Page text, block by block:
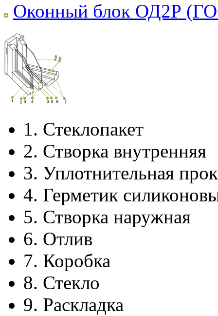
Оконный блок ОД2Р
1. Стеклопакет
2. Створка внутренняя
3. Уплотнительная
4. Герметик
5. Створка наружная
6. Отлив
7. Коробка
8. Стекло
9. Раскладка